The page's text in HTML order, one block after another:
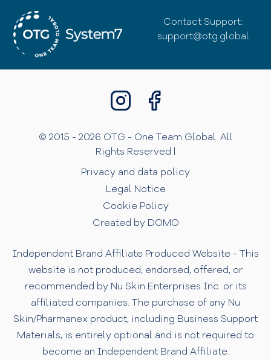
Contact Support:
support@otg.global
© 2015 - 2026 OTG - One Team Global. All
Rights Reserved |
Privacy and data policy
Legal Notice
Cookie Policy
Created by DOMO
Independent Brand Affiliate Produced Website - This
website is not produced, endorsed, offered, or
recommended by Nu Skin Enterprises Inc. or its
affiliated companies. The purchase of any Nu
Skin/Pharmanex product, including Business Support
Materials, is entirely optional and is not required to
become an Independent Brand Affiliate.